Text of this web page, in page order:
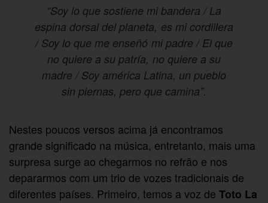
“Soy lo que sostiene mi bandera / La
espina dorsal del planeta, es mi cordillera
/ Soy lo que me enseñó mi padre / El que
no quiere a su patría, no quiere a su
madre / Soy américa Latina, un pueblo
sin piernas, pero que camina”.
Nestes poucos versos acima já encontramos
grande significado na música, entretanto, mais uma
surpresa surge ao chegarmos no refrão e nos
depararmos com um trio de vozes tradicionais de
diferentes países. Primeiro, temos a voz deToto La